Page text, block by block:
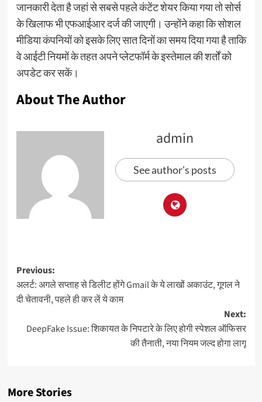
जानकारी देता है जहां से सबसे पहले कंटेंट शेयर किया गया तो सोर्स
के खिलाफ भी एफआईआर दर्ज की जाएगी। उन्होंने कहा कि सोशल
मीडिया कंपनियों को इसके लिए सात दिनों का समय दिया गया है ताकि
वे आईटी नियमों के तहत अपने प्लेटफॉर्म के इस्तेमाल की शर्तों को
अपडेट कर सकें।
About The Author
admin
See author's posts
Previous:
अलर्ट: अगले सप्ताह से डिलीट होंगे Gmail के ये लाखों अकाउंट, गूगल ने
दी चेतावनी, पहले ही कर लें ये काम
Next:
DeepFake Issue: शिकायत के निपटारे के लिए होगी स्पेशल ऑफिसर
की तैनाती, नया नियम जल्द होगा लागू
More Stories